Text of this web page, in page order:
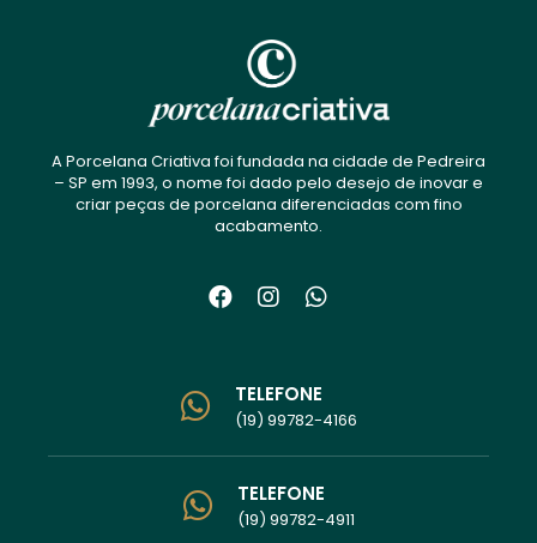
A Porcelana Criativa foi fundada na cidade de Pedreira
– SP em 1993, o nome foi dado pelo desejo de inovar e
criar peças de porcelana diferenciadas com fino
acabamento.
TELEFONE
(19) 99782-4166
TELEFONE
(19) 99782-4911